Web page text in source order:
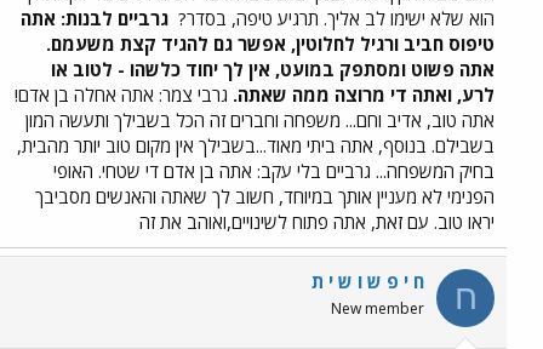
הוא שלא ישימו לב אליך. תרגיע טיפה, בסדר? גרביים לבנות: אתה
טיפוס חביב ורגיל לחלוטין, אפשר גם להגיד קצת משעמם.
אתה פשוט ומסתפק במועט, אין לך יחוד כלשהו - לטוב או
לרע, ואתה די מרוצה ממה שאתה. גרבי צמר: אתה אחלה בן אדם!
אתה טוב, אדיב וחם... משפחה וחברים זה הכל בשבילך ותעשה המון
בשבילם. בנוסף, אתה ביתי מאוד...בשבילך אין מקום טוב יותר מהבית,
בחיק המשפחה... גרביים בלי עקב: אתה בן אדם די שטחי. האופי
הפנימי לא מעניין אותך במיוחד, חשוב לך שאתה והאנשים מסביבך
יראו טוב. עם זאת, אתה פתוח לשינויים,ואוהב את זה
ח ח י פ ש ו ש י ת
New member